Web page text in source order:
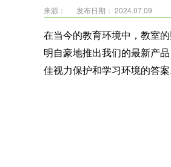
来源： 发布日期： 2024.07.09
在当今的教育环境中，教室
明自豪地推出我们的最新产品
佳视力保护和学习环境的答案